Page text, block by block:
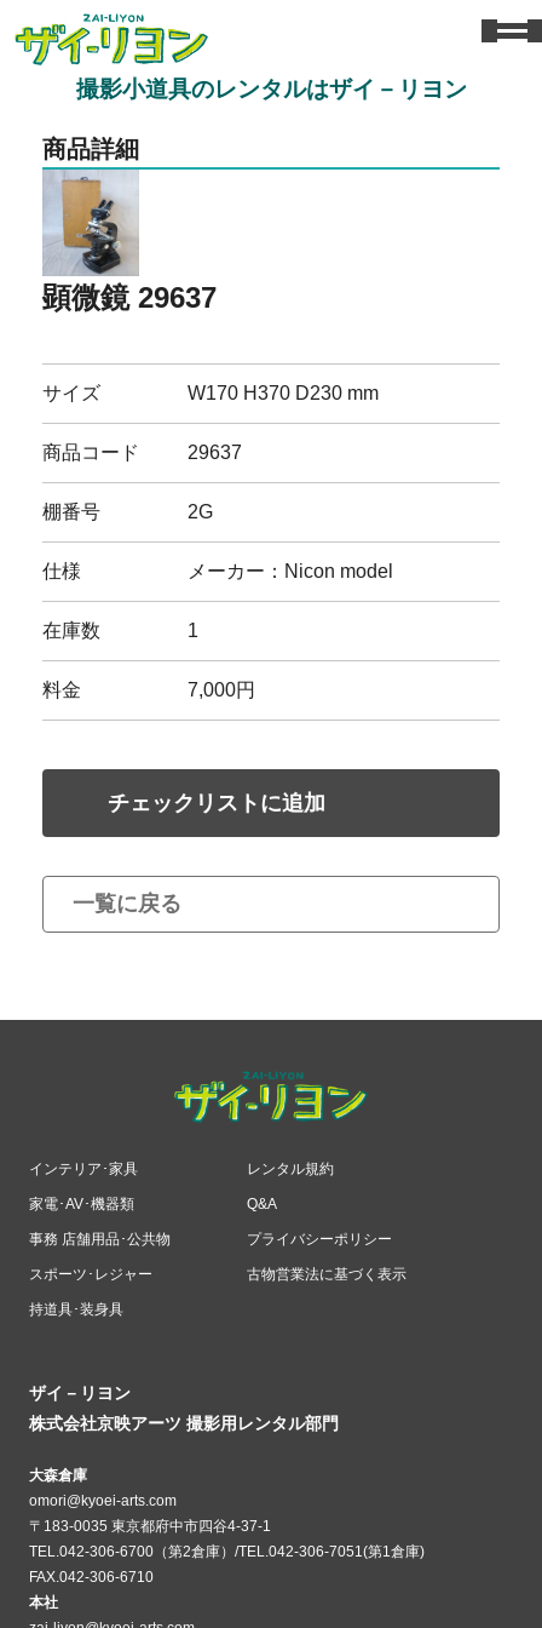
撮影小道具のレンタルはザイ－リヨン
商品詳細
顕微鏡 29637
サイズ W170 H370 D230 mm
商品コード 29637
棚番号 2G
仕様 メーカー：Nicon model
在庫数 1
料金 7,000円
チェックリストに追加
一覧に戻る
インテリア･家具
家電･AV･機器類
事務 店舗用品･公共物
スポーツ･レジャー
持道具･装身具
レンタル規約
Q&A
プライバシーポリシー
古物営業法に基づく表示
ザイ－リヨン
株式会社京映アーツ 撮影用レンタル部門
大森倉庫
omori@kyoei-arts.com
〒183-0035 東京都府中市四谷4-37-1
TEL.042-306-6700（第2倉庫）/TEL.042-306-7051(第1倉庫)
FAX.042-306-6710
本社